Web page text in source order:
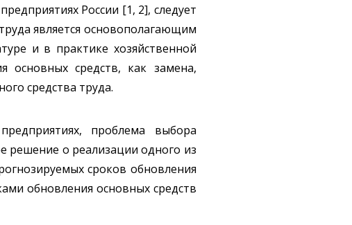
России [1, 2], следует
является основополагающим
и в практике хозяйственной
основных средств, как замена,
средства труда.
проблема выбора
решение о реализации одного из
сроков обновления
обновления основных средств